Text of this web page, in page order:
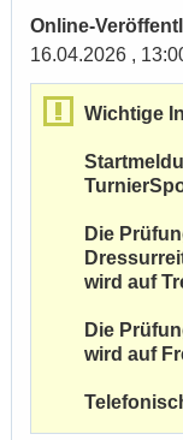
Online-
16.04.2026 ,
Wichtige
Die
wird auf
Die
wird auf